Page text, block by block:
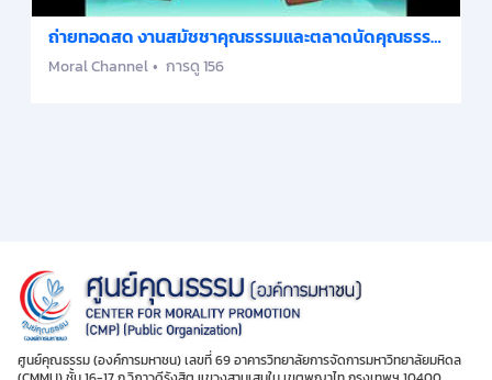
ถ่ายทอดสด งานสมัชชาคุณธรรมและตลาดนัดคุณธรรม
ภาคใต้
Moral Channel การดู 156
ศูนย์คุณธรรม (องค์การมหาชน) เลขที่ 69 อาคารวิทยาลัยการจัดการมหาวิทยาลัยมหิดล